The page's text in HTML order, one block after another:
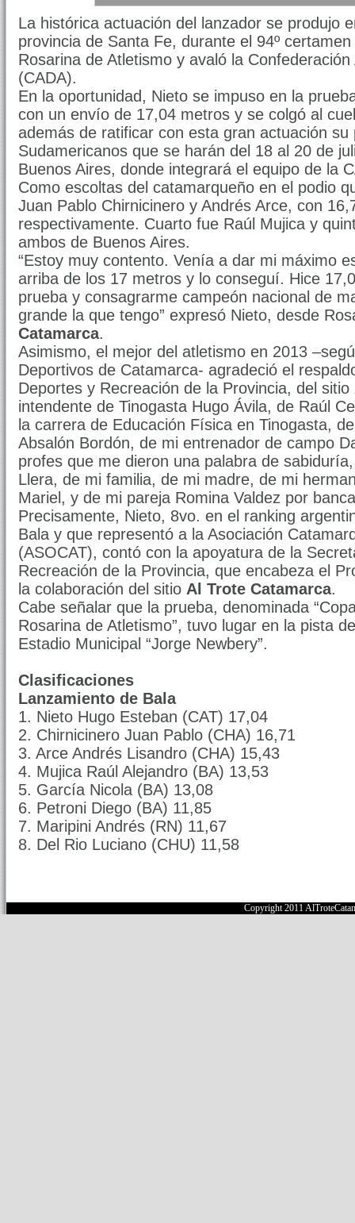
La histórica actuación del lanzador se produjo
provincia de Santa Fe, durante el 94º
Rosarina de Atletismo y avaló la
(CADA).
En la oportunidad, Nieto se impuso en la
con un envío de 17,04 metros y se colgó al
además de ratificar con esta gran actuación
Sudamericanos que se harán del 18 al 20 de
Buenos Aires, donde integrará el equipo de la
Como escoltas del catamarqueño en el podio
Juan Pablo Chirnicinero y Andrés Arce, con
respectivamente. Cuarto fue Raúl Mujica y
ambos de Buenos Aires.
“Estoy muy contento. Venía a dar mi máximo
arriba de los 17 metros y lo conseguí. Hice
prueba y consagrarme campeón nacional de
grande la que tengo” expresó Nieto, desde
Catamarca.
Asimismo, el mejor del atletismo en 2013
Deportivos de Catamarca- agradeció el
Deportes y Recreación de la Provincia, del sitio
intendente de Tinogasta Hugo Ávila, de Raúl
la carrera de Educación Física en Tinogasta,
Absalón Bordón, de mi entrenador de campo
profes que me dieron una palabra de
Llera, de mi familia, de mi madre, de mi
Mariel, y de mi pareja Romina Valdez por
Precisamente, Nieto, 8vo. en el ranking
Bala y que representó a la Asociación
(ASOCAT), contó con la apoyatura de la
Recreación de la Provincia, que encabeza el
la colaboración del sitio Al Trote Catamarca.
Cabe señalar que la prueba, denominada
Rosarina de Atletismo”, tuvo lugar en la pista
Estadio Municipal “Jorge Newbery”.
Clasificaciones
Lanzamiento de Bala
1. Nieto Hugo Esteban (CAT) 17,04
2. Chirnicinero Juan Pablo (CHA) 16,71
3. Arce Andrés Lisandro (CHA) 15,43
4. Mujica Raúl Alejandro (BA) 13,53
5. García Nicola (BA) 13,08
6. Petroni Diego (BA) 11,85
7. Maripini Andrés (RN) 11,67
8. Del Rio Luciano (CHU) 11,58
Copyright 2011